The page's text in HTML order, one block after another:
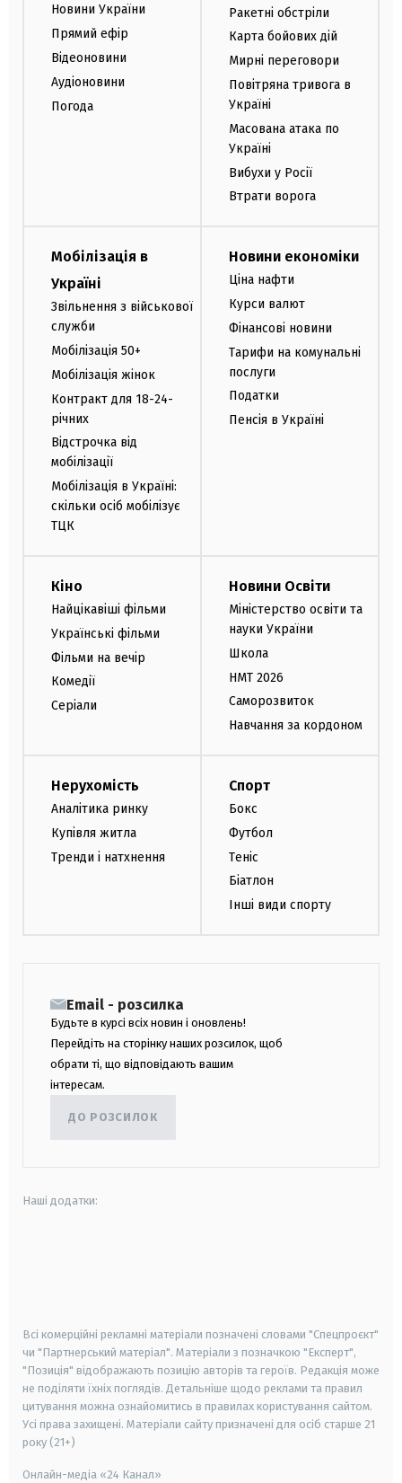
Новини України
Прямий ефір
Відеоновини
Аудіоновини
Погода
Ракетні обстріли
Карта бойових дій
Мирні переговори
Повітряна тривога в
Україні
Масована атака по
Україні
Вибухи у Росії
Втрати ворога
Мобілізація в
Україні
Звільнення з військової
служби
Мобілізація 50+
Мобілізація жінок
Контракт для 18-24-
річних
Відстрочка від
мобілізації
Мобілізація в Україні:
скільки осіб мобілізує
ТЦК
Новини економіки
Ціна нафти
Курси валют
Фінансові новини
Тарифи на комунальні
послуги
Податки
Пенсія в Україні
Кіно
Найцікавіші фільми
Українські фільми
Фільми на вечір
Комедії
Серіали
Новини Освіти
Міністерство освіти та
науки України
Школа
НМТ 2026
Саморозвиток
Навчання за кордоном
Нерухомість
Аналітика ринку
Купівля житла
Тренди і натхнення
Спорт
Бокс
Футбол
Теніс
Біатлон
Інші види спорту
Email - розсилка
Будьте в курсі всіх новин і оновлень!
Перейдіть на сторінку наших розсилок, щоб
обрати ті, що відповідають вашим
інтересам.
ДО РОЗСИЛОК
Наші додатки:
Всі комерційні рекламні матеріали позначені словами "Спецпроєкт"
чи "Партнерський матеріал". Матеріали з позначкою "Експерт",
"Позиція" відображають позицію авторів та героїв. Редакція може
не поділяти їхніх поглядів. Детальніше щодо реклами та правил
цитування можна ознайомитись в правилах користування сайтом.
Усі права захищені. Матеріали сайту призначені для осіб старше 21
року (21+)
Онлайн-медіа «24 Канал»